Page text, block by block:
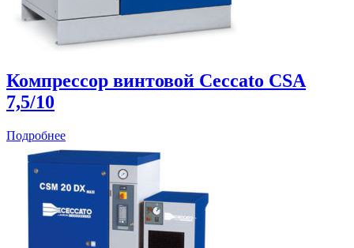
Компрессор винтовой Ceccato CSА
7,5/10
Подробнее